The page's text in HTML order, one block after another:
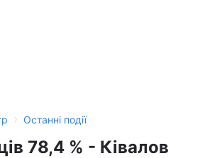
› Останні події
78,4 % - Ківалов